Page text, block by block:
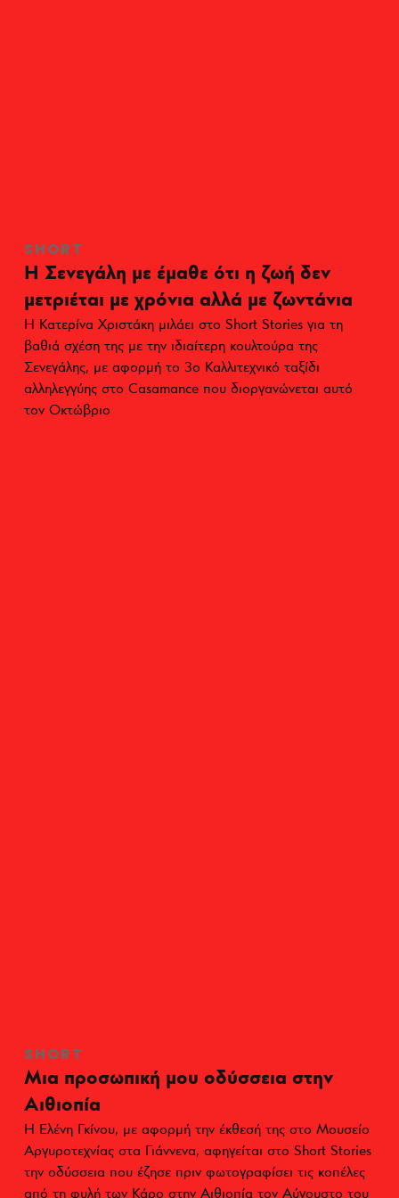
SHORT
Η Σενεγάλη με έμαθε ότι η ζωή δεν
μετριέται με χρόνια αλλά με ζωντάνια
H Κατερίνα Χριστάκη μιλάει στο Short Stories για τη
βαθιά σχέση της με την ιδιαίτερη κουλτούρα της
Σενεγάλης, με αφορμή το 3o Καλλιτεχνικό ταξίδι
αλληλεγγύης στo Casamance που διοργανώνεται αυτό
τον Οκτώβριο
SHORT
Μια προσωπική μου οδύσσεια στην
Αιθιοπία
Η Ελένη Γκίνου, με αφορμή την έκθεσή της στο Μουσείο
Αργυροτεχνίας στα Γιάννενα, αφηγείται στο Short Stories
την οδύσσεια που έζησε πριν φωτογραφίσει τις κοπέλες
από τη φυλή των Κάρο στην Αιθιοπία τον Αύγουστο του